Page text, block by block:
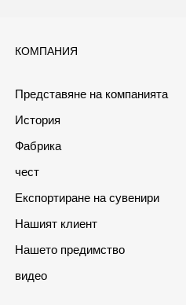
КОМПАНИЯ
Представяне на компанията
История
Фабрика
чест
Експортиране на сувенири
Нашият клиент
Нашето предимство
видео